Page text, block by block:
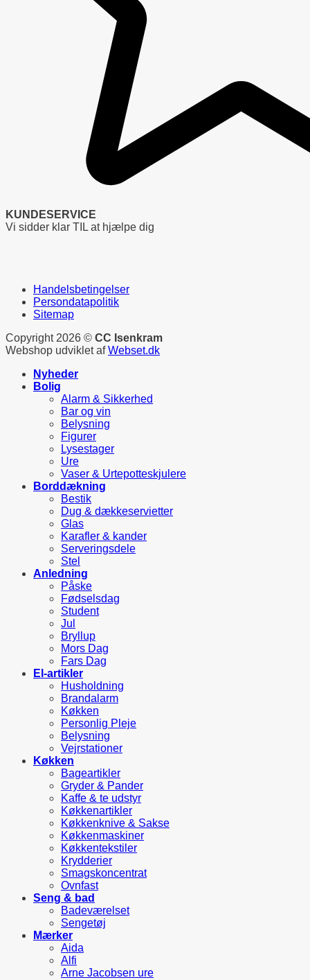
KUNDESERVICE
Vi sidder klar TIL at hjælpe dig
Handelsbetingelser
Persondatapolitik
Sitemap
Copyright 2026 © CC Isenkram
Webshop udviklet afWebset.dk
Nyheder
Bolig
Alarm & Sikkerhed
Bar og vin
Belysning
Figurer
Lysestager
Ure
Vaser & Urtepotteskjulere
Borddækning
Bestik
Dug & dækkeservietter
Glas
Karafler & kander
Serveringsdele
Stel
Anledning
Påske
Fødselsdag
Student
Jul
Bryllup
Mors Dag
Fars Dag
El-artikler
Husholdning
Brandalarm
Køkken
Personlig Pleje
Belysning
Vejrstationer
Køkken
Bageartikler
Gryder & Pander
Kaffe & te udstyr
Køkkenartikler
Køkkenknive & Sakse
Køkkenmaskiner
Køkkentekstiler
Krydderier
Smagskoncentrat
Ovnfast
Seng & bad
Badeværelset
Sengetøj
Mærker
Aida
Alfi
Arne Jacobsen ure